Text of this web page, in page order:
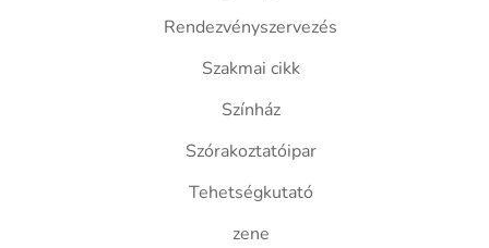
Rendezvényszervezés
Szakmai cikk
Színház
Szórakoztatóipar
Tehetségkutató
zene